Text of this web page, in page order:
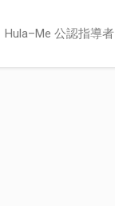
Hula–Me 公認指導者